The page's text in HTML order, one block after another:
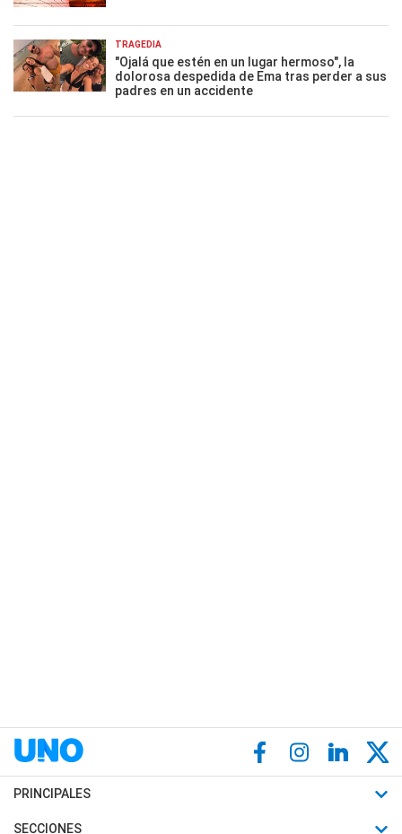
TRAGEDIA
"Ojalá que estén en un lugar hermoso", la
dolorosa despedida de Ema tras perder a sus
padres en un accidente
PRINCIPALES
Últimas Noticias
SECCIONES